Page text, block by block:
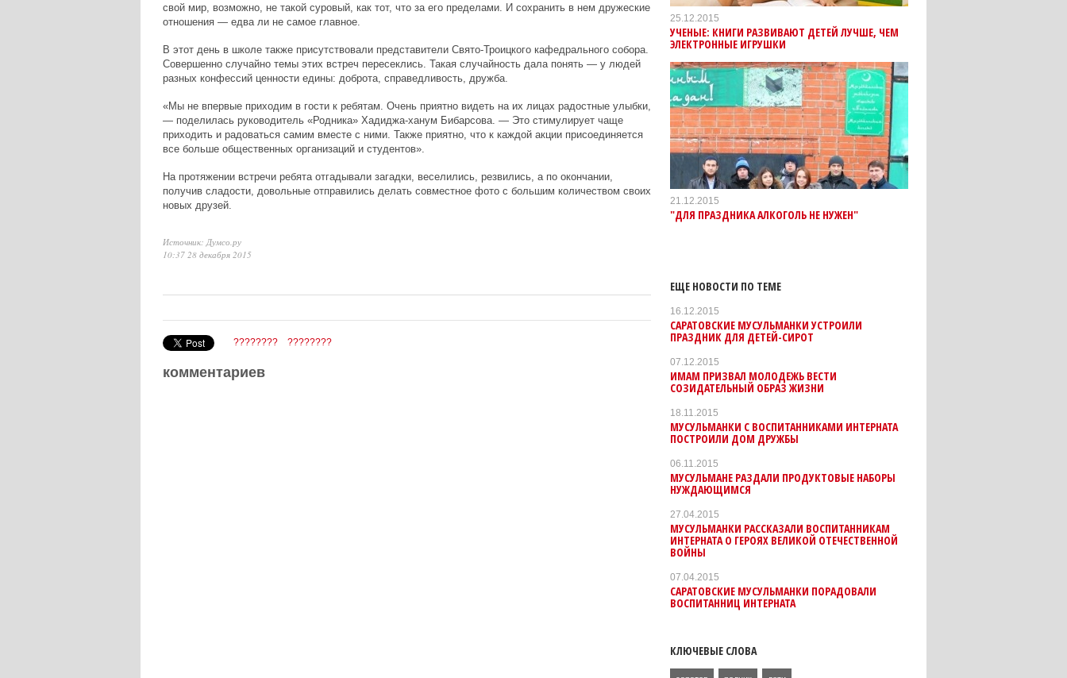
свой мир, возможно, не такой суровый, как тот, что за его пределами. И сохранить в нем дружеские
отношения — едва ли не самое главное.
В этот день в школе также присутствовали представители Свято-Троицкого кафедрального собора.
Совершенно случайно темы этих встреч пересеклись. Такая случайность дала понять — у людей
разных конфессий ценности едины: доброта, справедливость, дружба.
«Мы не впервые приходим в гости к ребятам. Очень приятно видеть на их лицах радостные улыбки,
— поделилась руководитель «Родника» Хадиджа-ханум Бибарсова. — Это стимулирует чаще
приходить и радоваться самим вместе с ними. Также приятно, что к каждой акции присоединяется
все больше общественных организаций и студентов».
На протяжении встречи ребята отгадывали загадки, веселились, резвились, а по окончании,
получив сладости, довольные отправились делать совместное фото с большим количеством своих
новых друзей.
Источник: Думсо.ру
10:37 28 декабря 2015
???????? ????????
комментариев
25.12.2015
УЧЕНЫЕ: КНИГИ РАЗВИВАЮТ ДЕТЕЙ ЛУЧШЕ, ЧЕМ
ЭЛЕКТРОННЫЕ ИГРУШКИ
21.12.2015
"ДЛЯ ПРАЗДНИКА АЛКОГОЛЬ НЕ НУЖЕН"
ЕЩЕ НОВОСТИ ПО ТЕМЕ
16.12.2015
САРАТОВСКИЕ МУСУЛЬМАНКИ УСТРОИЛИ
ПРАЗДНИК ДЛЯ ДЕТЕЙ-СИРОТ
07.12.2015
ИМАМ ПРИЗВАЛ МОЛОДЕЖЬ ВЕСТИ
СОЗИДАТЕЛЬНЫЙ ОБРАЗ ЖИЗНИ
18.11.2015
МУСУЛЬМАНКИ С ВОСПИТАННИКАМИ ИНТЕРНАТА
ПОСТРОИЛИ ДОМ ДРУЖБЫ
06.11.2015
МУСУЛЬМАНЕ РАЗДАЛИ ПРОДУКТОВЫЕ НАБОРЫ
НУЖДАЮЩИМСЯ
27.04.2015
МУСУЛЬМАНКИ РАССКАЗАЛИ ВОСПИТАННИКАМ
ИНТЕРНАТА О ГЕРОЯХ ВЕЛИКОЙ ОТЕЧЕСТВЕННОЙ
ВОЙНЫ
07.04.2015
САРАТОВСКИЕ МУСУЛЬМАНКИ ПОРАДОВАЛИ
ВОСПИТАННИЦ ИНТЕРНАТА
КЛЮЧЕВЫЕ СЛОВА